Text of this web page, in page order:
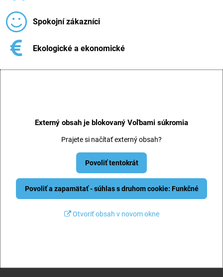
Spokojní zákazníci
Ekologické a ekonomické
Externý obsah je blokovaný Voľbami súkromia
Prajete si načítať externý obsah?
Povoliť tentokrát
Povoliť a zapamätať - súhlas s druhom cookie: Funkčné
Otvoriť obsah v novom okne